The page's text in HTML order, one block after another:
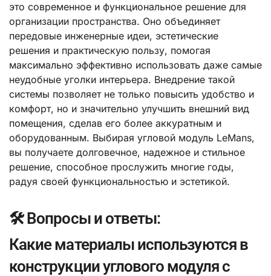
это современное и функциональное решение для
организации пространства. Оно объединяет
передовые инженерные идеи, эстетические
решения и практическую пользу, помогая
максимально эффективно использовать даже самые
неудобные уголки интерьера. Внедрение такой
системы позволяет не только повысить удобство и
комфорт, но и значительно улучшить внешний вид
помещения, сделав его более аккуратным и
оборудованным. Выбирая угловой модуль LeMans,
вы получаете долговечное, надежное и стильное
решение, способное прослужить многие годы,
радуя своей функциональностью и эстетикой.
🛠️ Вопросы и ответы:
Какие материалы используются в
конструкции углового модуля с